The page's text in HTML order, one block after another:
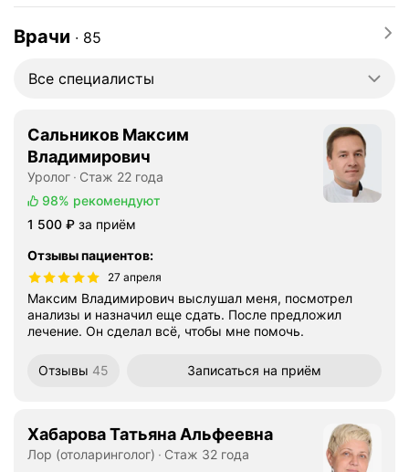
Врачи ∙ 85
Все специалисты
Сальников Максим
Владимирович
Уролог
Стаж 22 года
98% рекомендуют
Цена
1500
1 500 ₽ за приём
Отзывы пациентов:
27 апреля
Максим Владимирович выслушал меня, посмотрел
анализы и назначил еще сдать. После предложил
лечение. Он сделал всё, чтобы мне помочь.
Отзывы 45 Записаться на приём
Хабарова Татьяна Альфеевна
Лор (отоларинголог)
Стаж 32 года